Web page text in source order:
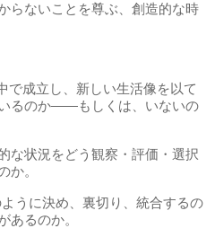
らないことを尊ぶ、創造的な時
で成立し、新しい生活像を以て
るのか――もしくは、いないの
な状況をどう観察・評価・選択
か。
うに決め、裏切り、統合するの
あるのか。